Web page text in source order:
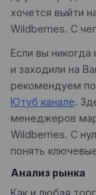
хочется выйти
Wildberries. С
Если вы
и заходили на
рекомендуем
Ютуб канале.
менеджеров
Wildberries. С
понять
Анализ рынка